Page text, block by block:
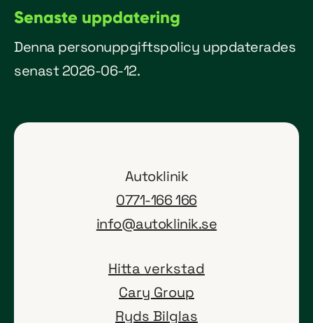
Senaste uppdatering
Denna personuppgiftspolicy uppdaterades
senast 2026-06-12.
Autoklinik
0771-166 166
info@autoklinik.se
Hitta verkstad
Cary Group
Ryds Bilglas